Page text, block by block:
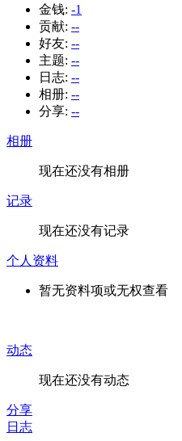
金钱: -1
贡献: --
好友: --
主题: --
日志: --
相册: --
分享: --
相册
现在还没有相册
记录
现在还没有记录
个人资料
暂无资料项或无权查看
动态
现在还没有动态
分享
日志